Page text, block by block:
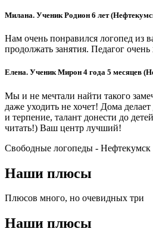
Милана. Ученик Родион 6 лет
Нам очень понравился логопед из
продолжать занятия. Педагог
Елена. Ученик Мирон 4 года 5 месяцев
Мы и не мечтали найти такого
даже уходить не хочет! Дома
и терпение, талант донести до
читать!) Ваш центр лучший!
Свободные логопеды - Нефтекумск
Наши плюсы
Плюсов много, но очевидных три
Наши плюсы